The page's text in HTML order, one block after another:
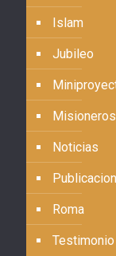
Islam
Jubileo
Misioneros
Noticias
Roma
Testimonio